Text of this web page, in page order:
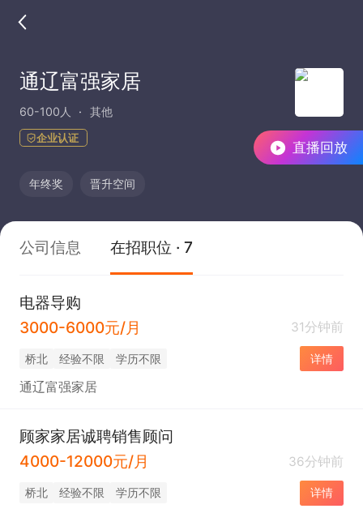
直播回放
通辽富强家居
60-100人 其他
企业认证
年终奖 晋升空间
公司信息 在招职位 · 7
电器导购
3000-6000元/月
31分钟前
桥北 经验不限 学历不限 详情
通辽富强家居
顾家家居诚聘销售顾问
4000-12000元/月
36分钟前
桥北 经验不限 学历不限 详情